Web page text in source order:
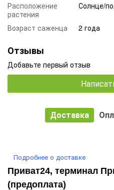
Расположение
растения
Солнце/
Возраст саженца 2 года
Отзывы
Добавьте первый отзыв
Доставка
Подробнее о доставке
Приват24, терминал
(предоплата)